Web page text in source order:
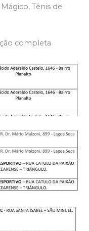
Tênis de
completa